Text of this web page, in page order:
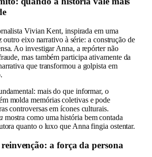
Vivian Kent, inspirada em uma
outro eixo narrativo à série: a construção de
Ao investigar Anna, a repórter não
mas também participa ativamente da
que transformou a golpista em
mais do que informar, o
molda memórias coletivas e pode
controversas em ícones culturais.
mostra como uma história bem contada
quanto o luxo que Anna fingia ostentar.
a força da persona